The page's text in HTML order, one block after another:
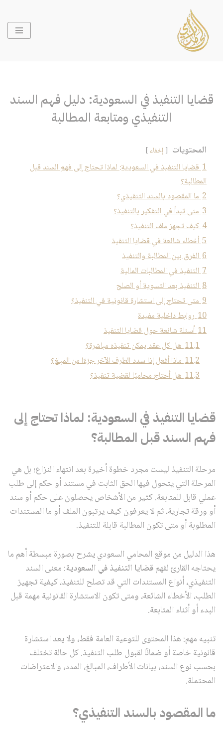
تخطى
إلى
المحتوى
قضايا التنفيذ في السعودية: دليل فهم السند
التنفيذي ومتابعة المطالبة
المحتويات إخفاء
1 قضايا التنفيذ في السعودية: لماذا تحتاج إلى فهم السند قبل
المطالبة؟
2 ما المقصود بالسند التنفيذي؟
3 متى تبدأ في التفكير بالتنفيذ؟
4 كيف تجهز ملف التنفيذ؟
5 أخطاء شائعة في قضايا التنفيذ
6 الفرق بين المطالبة والتنفيذ
7 التنفيذ في المطالبات المالية
8 التنفيذ بعد التسوية أو الصلح
9 متى تحتاج إلى استشارة قانونية في التنفيذ؟
10 روابط داخلية مفيدة
11 أسئلة شائعة حول قضايا التنفيذ
11.1 هل كل عقد يمكن تنفيذه مباشرة؟
11.2 ماذا أفعل إذا سدد الطرف الآخر جزءًا من المبلغ؟
11.3 هل أحتاج محاميًا لقضية تنفيذ؟
قضايا التنفيذ في السعودية: لماذا تحتاج إلى
فهم السند قبل المطالبة؟
مرحلة التنفيذ ليست مجرد خطوة أخيرة بعد انتهاء النزاع؛ بل هي
المرحلة التي يتحول فيها الحق الثابت في مستند أو حكم إلى طلب
عملي قابل للمتابعة. كثير من الأشخاص يحصلون على حكم أو سند
أو ورقة تجارية، ثم لا يعرفون كيف يرتبون الملف أو ما المستندات
المطلوبة أو متى تكون المطالبة قابلة للتنفيذ.
هذا الدليل من موقع المحامي السعودي يشرح بصورة مبسطة أهم ما
يحتاجه القارئ لفهمقضايا التنفيذ في السعودية: معنى السند
التنفيذي، أنواع المستندات التي قد تصلح للتنفيذ، كيفية تجهيز
الطلب، الأخطاء الشائعة، ومتى تكون الاستشارة القانونية مهمة قبل
البدء أو أثناء المتابعة.
تنبيه مهم: هذا المحتوى للتوعية العامة فقط، ولا يعد استشارة
قانونية خاصة أو ضمانًا لقبول طلب التنفيذ. كل حالة تختلف
بحسب نوع السند، بيانات الأطراف، المبالغ، المدد، والاعتراضات
المحتملة.
ما المقصود بالسند التنفيذي؟